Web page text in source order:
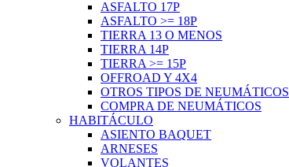
ASFALTO 17P
ASFALTO >= 18P
TIERRA 13 O MENOS
TIERRA 14P
TIERRA >= 15P
OFFROAD Y 4X4
OTROS TIPOS DE NEUMÁTICOS
COMPRA DE NEUMÁTICOS
HABITÁCULO
ASIENTO BAQUET
ARNESES
VOLANTES